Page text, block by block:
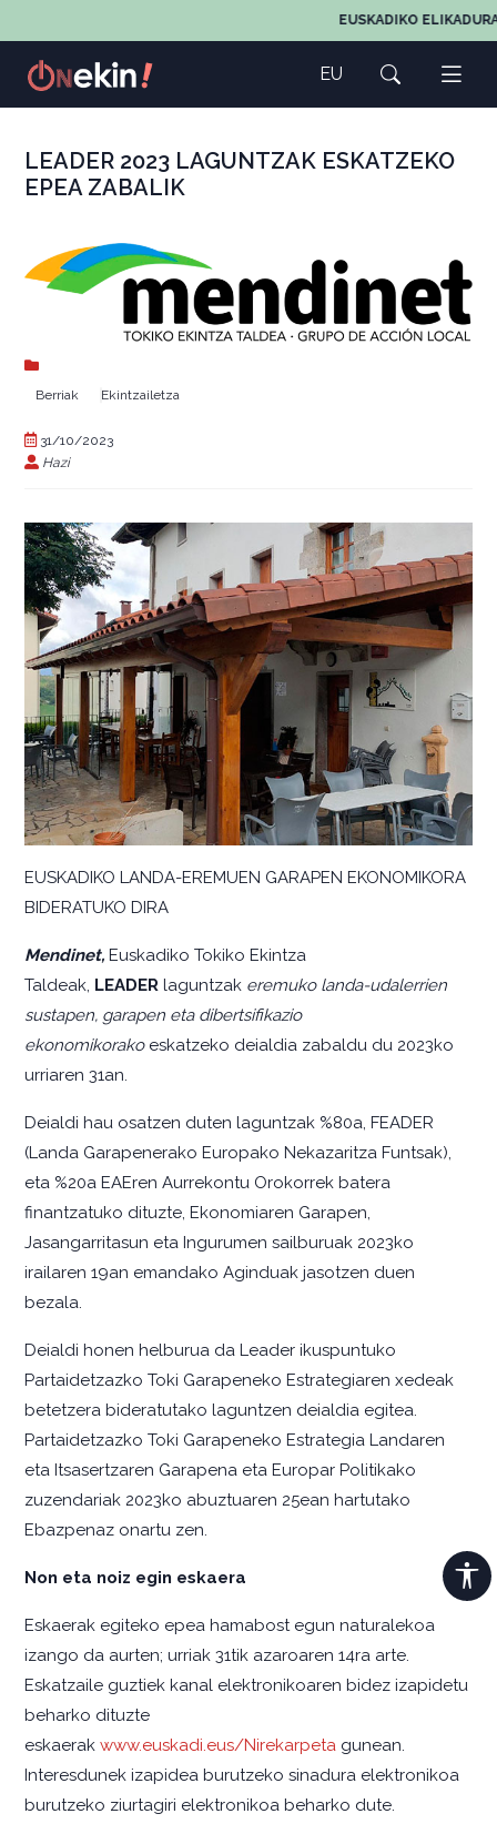
EUSKADIKO
EU
LEADER 2023 LAGUNTZAK ESKATZEKO
EPEA ZABALIK
Berriak Ekintzailetza
31/10/2023
Hazi
EUSKADIKO LANDA-EREMUEN GARAPEN EKONOMIKORA
BIDERATUKO DIRA
Mendinet, Euskadiko Tokiko Ekintza
Taldeak, LEADER laguntzak eremuko landa-udalerrien
sustapen, garapen eta dibertsifikazio
ekonomikorako eskatzeko deialdia zabaldu du 2023ko
urriaren 31an.
Deialdi hau osatzen duten laguntzak %80a, FEADER
(Landa Garapenerako Europako Nekazaritza Funtsak),
eta %20a EAEren Aurrekontu Orokorrek batera
finantzatuko dituzte, Ekonomiaren Garapen,
Jasangarritasun eta Ingurumen sailburuak 2023ko
irailaren 19an emandako Aginduak jasotzen duen
bezala.
Deialdi honen helburua da Leader ikuspuntuko
Partaidetzazko Toki Garapeneko Estrategiaren xedeak
betetzera bideratutako laguntzen deialdia egitea.
Partaidetzazko Toki Garapeneko Estrategia Landaren
eta Itsasertzaren Garapena eta Europar Politikako
zuzendariak 2023ko abuztuaren 25ean hartutako
Ebazpenaz onartu zen.
Non eta noiz egin eskaera
Eskaerak egiteko epea hamabost egun naturalekoa
izango da aurten; urriak 31tik azaroaren 14ra arte.
Eskatzaile guztiek kanal elektronikoaren bidez izapidetu
beharko dituzte
eskaerak www.euskadi.eus/Nirekarpeta gunean.
Interesdunek izapidea burutzeko sinadura elektronikoa
burutzeko ziurtagiri elektronikoa beharko dute.